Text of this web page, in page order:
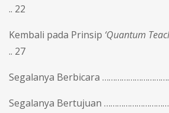
.. 22
Kembali pada Prinsip ‘Quantum
.. 27
Segalanya Berbicara
Segalanya Bertujuan